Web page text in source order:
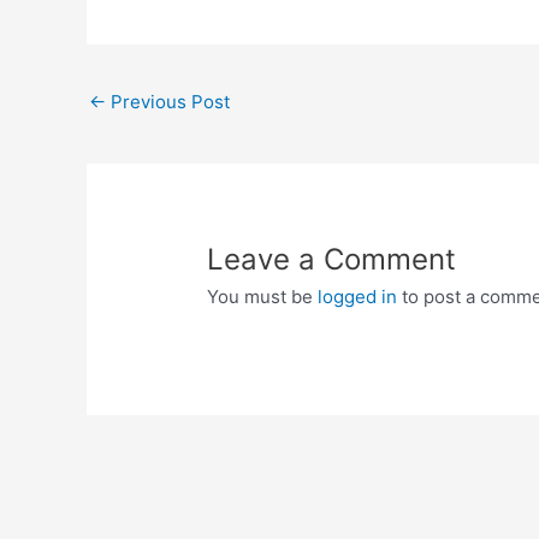
Post
← Previous Post
Leave a Comment
You must be logged in to post a